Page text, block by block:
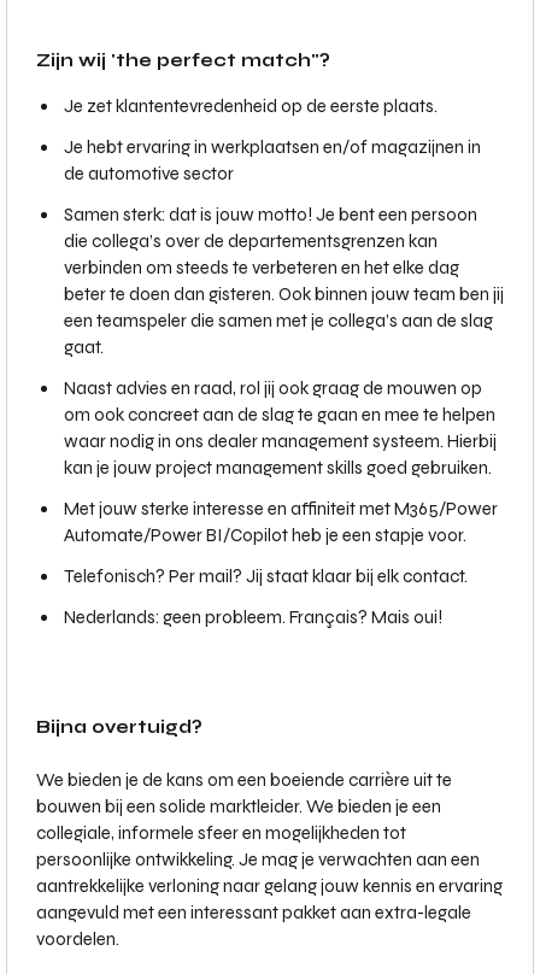
Zijn wij 'the perfect match"?
Je zet klantentevredenheid op de eerste plaats.
Je hebt ervaring in werkplaatsen en/of magazijnen in
de automotive sector
Samen sterk: dat is jouw motto! Je bent een persoon
die collega’s over de departementsgrenzen kan
verbinden om steeds te verbeteren en het elke dag
beter te doen dan gisteren. Ook binnen jouw team ben jij
een teamspeler die samen met je collega’s aan de slag
gaat.
Naast advies en raad, rol jij ook graag de mouwen op
om ook concreet aan de slag te gaan en mee te helpen
waar nodig in ons dealer management systeem. Hierbij
kan je jouw project management skills goed gebruiken.
Met jouw sterke interesse en affiniteit met M365/Power
Automate/Power BI/Copilot heb je een stapje voor.
Telefonisch? Per mail? Jij staat klaar bij elk contact.
Nederlands: geen probleem. Français? Mais oui!
Bijna overtuigd?
We bieden je de kans om een boeiende carrière uit te
bouwen bij een solide marktleider. We bieden je een
collegiale, informele sfeer en mogelijkheden tot
persoonlijke ontwikkeling. Je mag je verwachten aan een
aantrekkelijke verloning naar gelang jouw kennis en ervaring
aangevuld met een interessant pakket aan extra-legale
voordelen.